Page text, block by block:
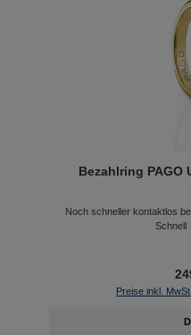
Bezahlring PAGO
Noch schneller kontaktlos
Schnell
Preise inkl.